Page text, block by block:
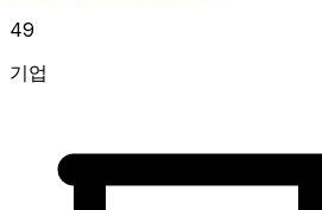
49
기업